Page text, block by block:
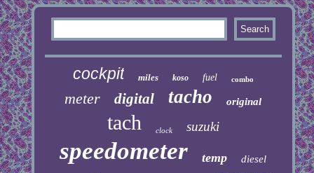
cockpit miles koso fuel combo
meter digital tacho original
tach clock suzuki
speedometer temp diesel